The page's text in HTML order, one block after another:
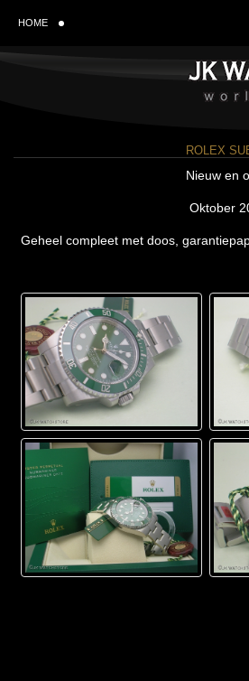
HOME
ROLEX
Nieuw en
Oktober
Geheel compleet met doos,